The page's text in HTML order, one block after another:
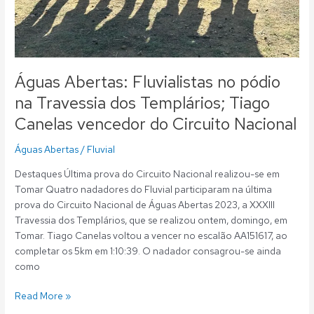
Águas Abertas: Fluvialistas no pódio
na Travessia dos Templários; Tiago
Canelas vencedor do Circuito Nacional
Águas Abertas/ Fluvial
Destaques Última prova do Circuito Nacional realizou-se em
Tomar Quatro nadadores do Fluvial participaram na última
prova do Circuito Nacional de Águas Abertas 2023, a XXXIII
Travessia dos Templários, que se realizou ontem, domingo, em
Tomar. Tiago Canelas voltou a vencer no escalão AA151617, ao
completar os 5km em 1:10:39. O nadador consagrou-se ainda
como
Read More »